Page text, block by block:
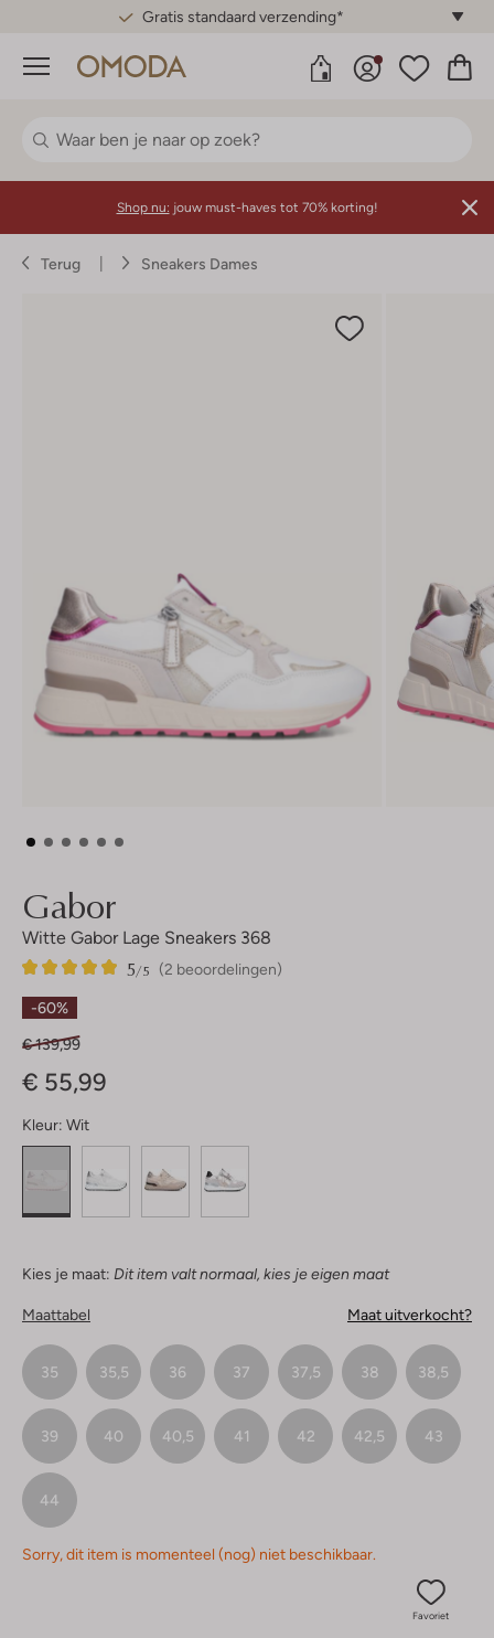
Gratis standaard verzending*
Menu
Shop nu: jouw must-haves tot 70% korting!
Terug Sneakers Dames
Gabor
Witte Gabor Lage Sneakers 368
(2 beoordelingen)
5/5
2
5
Sterren
-60%
€ 139,99
€ 55,99
Kleur: Wit
Kies je maat: Dit item valt normaal, kies je eigen maat
Maattabel Maat uitverkocht?
35 35,5 36 37 37,5 38 38,5
39 40 40,5 41 42 42,5 43
44
Sorry, dit item is momenteel (nog) niet beschikbaar.
Favoriet